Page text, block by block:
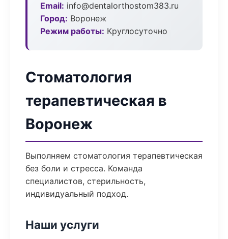
Email: info@dentalorthostom383.ru
Город: Воронеж
Режим работы: Круглосуточно
Стоматология
терапевтическая в
Воронеж
Выполняем стоматология терапевтическая
без боли и стресса. Команда
специалистов, стерильность,
индивидуальный подход.
Наши услуги